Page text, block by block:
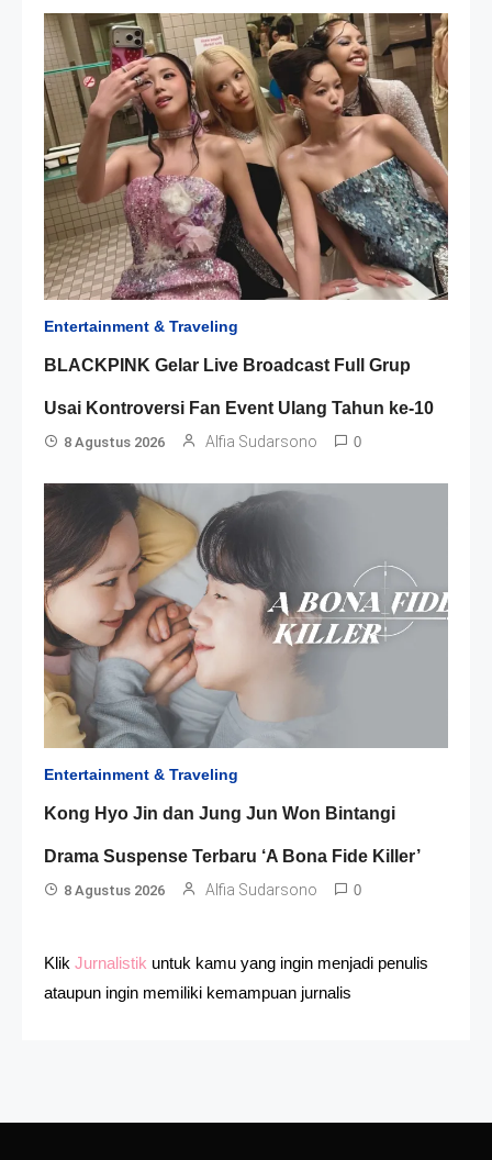
Entertainment & Traveling
BLACKPINK Gelar Live Broadcast Full Grup
Usai Kontroversi Fan Event Ulang Tahun ke-10
8 Agustus 2026 Alfia Sudarsono 0
Entertainment & Traveling
Kong Hyo Jin dan Jung Jun Won Bintangi
Drama Suspense Terbaru ‘A Bona Fide Killer’
8 Agustus 2026 Alfia Sudarsono 0
Klik Jurnalistik untuk kamu yang ingin menjadi penulis
ataupun ingin memiliki kemampuan jurnalis